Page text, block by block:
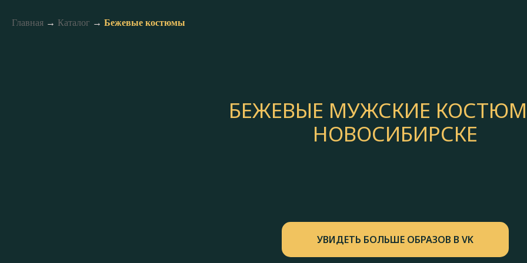
Главная → Каталог → Бежевые костюмы
БЕЖЕВЫЕ МУЖСКИЕ
НОВОСИБИРСКЕ
УВИДЕТЬ БОЛЬШЕ ОБРАЗОВ В VK